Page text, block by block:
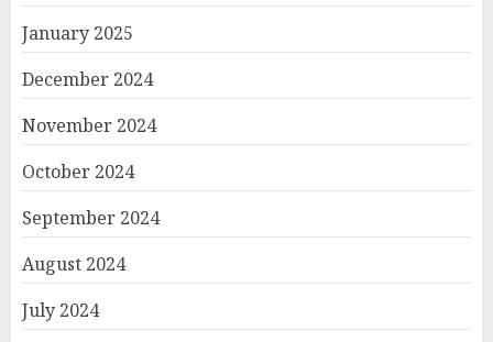
January 2025
December 2024
November 2024
October 2024
September 2024
August 2024
July 2024